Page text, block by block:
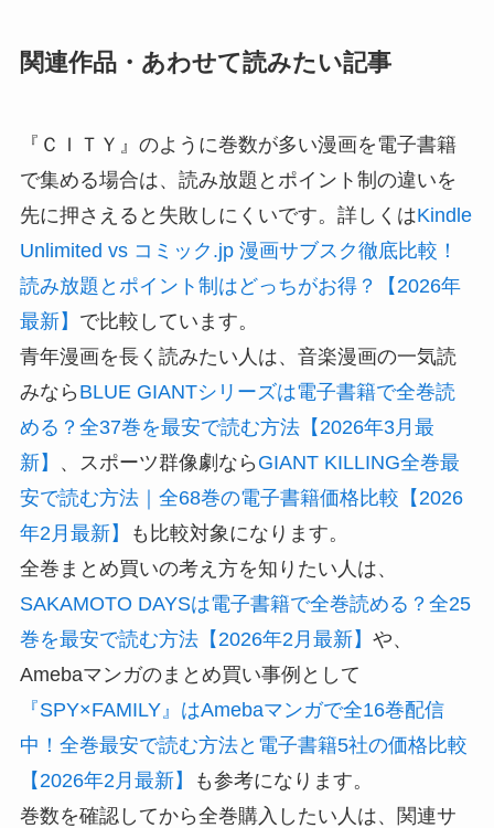
関連作品・あわせて読みたい記事
『ＣＩＴＹ』のように巻数が多い漫画を電子書籍
で集める場合は、読み放題とポイント制の違いを
先に押さえると失敗しにくいです。詳しくはKindle
Unlimited vs コミック.jp 漫画サブスク徹底比較！
読み放題とポイント制はどっちがお得？【2026年
最新】 で比較しています。
青年漫画を長く読みたい人は、音楽漫画の一気読
みなら BLUE GIANTシリーズは電子書籍で全巻読
める？全37巻を最安で読む方法【2026年3月最
新】
、スポーツ群像劇なら GIANT KILLING全巻最
安で読む方法｜全68巻の電子書籍価格比較【2026
年2月最新】
も比較対象になります。
全巻まとめ買いの考え方を知りたい人は、
SAKAMOTO DAYSは電子書籍で全巻読める？全25
巻を最安で読む方法【2026年2月最新】 や、
Amebaマンガのまとめ買い事例として
『SPY×FAMILY』はAmebaマンガで全16巻配信
中！全巻最安で読む方法と電子書籍5社の価格比較
【2026年2月最新】
も参考になります。
巻数を確認してから全巻購入したい人は、関連サ